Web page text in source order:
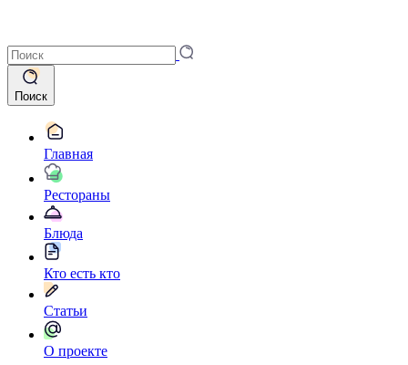
Поиск
Главная
Рестораны
Блюда
Кто есть кто
Статьи
О проекте